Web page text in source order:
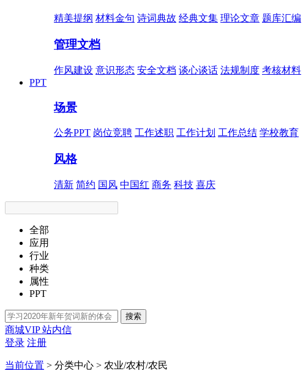
精美提纲 材料金句 诗词典故 经典文集 理论文章 题库汇编
管理文档
作风建设 意识形态 安全文档 谈心谈话 法规制度 考核材料
PPT
场景
公务PPT 岗位竞聘 工作述职 工作计划 工作总结 学校教育
风格
清新 简约 国风 中国红 商务 科技 喜庆
全部
应用
行业
种类
属性
PPT
搜索
商城VIP站内信
登录 注册
当前位置 > 分类中心 > 农业/农村/农民